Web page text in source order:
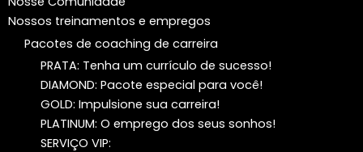
Nossos treinamentos e empregos
Pacotes de coaching de carreira
PRATA: Tenha um currículo de sucesso!
DIAMOND: Pacote especial para você!
GOLD: Impulsione sua carreira!
PLATINUM: O emprego dos seus sonhos!
SERVIÇO VIP: